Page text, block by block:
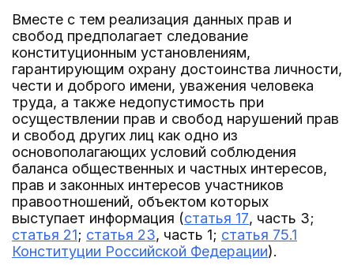
Вместе с тем реализация данных прав и
свобод предполагает следование
конституционным установлениям,
гарантирующим охрану достоинства личности,
чести и доброго имени, уважения человека
труда, а также недопустимость при
осуществлении прав и свобод нарушений прав
и свобод других лиц как одно из
основополагающих условий соблюдения
баланса общественных и частных интересов,
прав и законных интересов участников
правоотношений, объектом которых
выступает информация (статья 17, часть 3;
статья 21; статья 23, часть 1; статья 75.1
Конституции Российской Федерации).